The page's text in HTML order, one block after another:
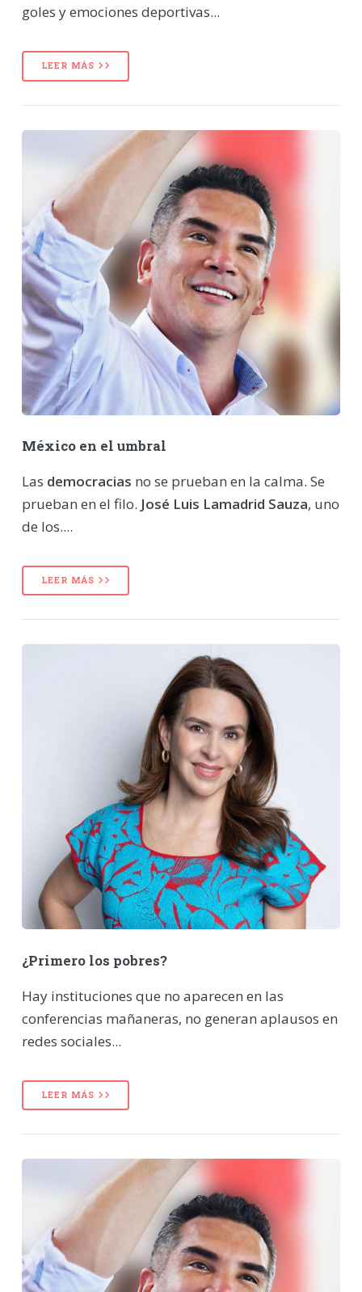
goles y emociones deportivas...
LEER MÁS
México en el umbral
Las democracias no se prueban en la calma. Se
prueban en el filo. José Luis Lamadrid Sauza, uno
de los....
LEER MÁS
¿Primero los pobres?
Hay instituciones que no aparecen en las
conferencias mañaneras, no generan aplausos en
redes sociales...
LEER MÁS